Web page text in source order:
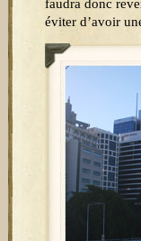
faudra donc
éviter d’avoir